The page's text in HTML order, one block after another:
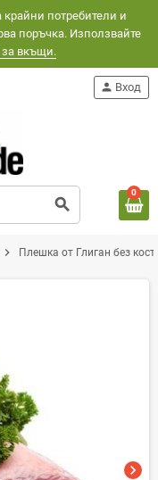
крайни потребители и
поръчка. Използвайте
вкъщи.
search
person Вход
0
chevron_right Плешка от Глиган без кост
chevron_right